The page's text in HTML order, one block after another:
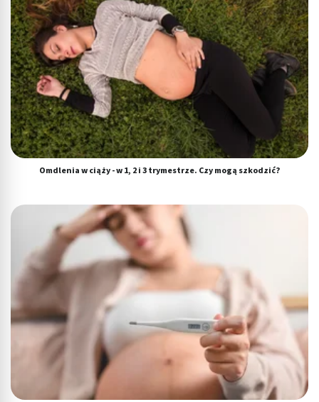
Omdlenia w ciąży - w 1, 2 i 3 trymestrze. Czy mogą szkodzić?